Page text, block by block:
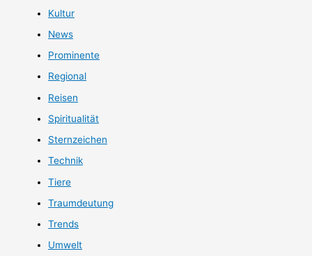
Kultur
News
Prominente
Regional
Reisen
Spiritualität
Sternzeichen
Technik
Tiere
Traumdeutung
Trends
Umwelt